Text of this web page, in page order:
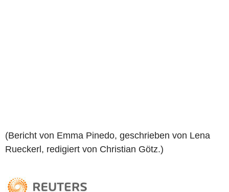
(Bericht von Emma Pinedo, geschrieben von Lena
Rueckerl, redigiert von Christian Götz.)